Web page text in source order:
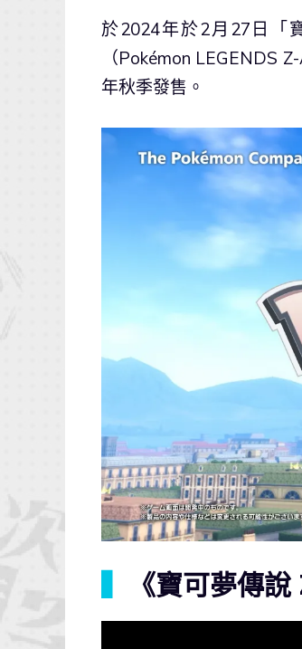
於2024年於2月27日「
（Pokémon LEGENDS
年秋季發售。
《寶可夢傳